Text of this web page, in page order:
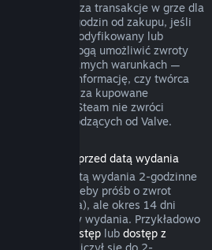
pieniądze za transakcje w grze dla
w ciągu 48 godzin od zakupu, jeśli
użyty, zmodyfikowany lub
produktów mogą umożliwić zwroty
grze na tych samych warunkach —
otrzymasz informację, czy twórca
pieniędzy za kupowane
przypadkach Steam nie zwróci
niepochodzących od Valve.
zakupione przed datą wydania
przed datą wydania 2-godzinne
się na potrzeby próśb o zwrot
wersji beta), ale okres 14 dni
dopiero od daty wydania. Przykładowo
wczesny dostęplub dostęp z
gry będzie liczył się do 2-